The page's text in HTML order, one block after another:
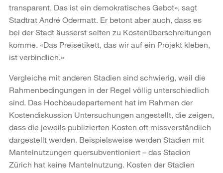
transparent. Das ist ein demokratisches Gebot», sagt
Stadtrat André Odermatt. Er betont aber auch, dass es
bei der Stadt äusserst selten zu Kostenüberschreitungen
komme. «Das Preisetikett, das wir auf ein Projekt kleben,
ist verbindlich.»
Vergleiche mit anderen Stadien sind schwierig, weil die
Rahmenbedingungen in der Regel völlig unterschiedlich
sind. Das Hochbaudepartement hat im Rahmen der
Kostendiskussion Untersuchungen angestellt, die zeigen,
dass die jeweils publizierten Kosten oft missverständlich
dargestellt werden. Beispielsweise werden Stadien mit
Mantelnutzungen quersubventioniert – das Stadion
Zürich hat keine Mantelnutzung. Kosten der Stadien